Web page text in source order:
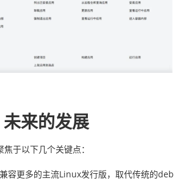
未来的发展
于以下几个关键点：
容更多的主流Linux发行版，取代传统的deb